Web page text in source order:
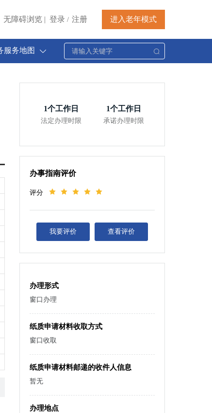
无障碍浏览 | 登录 / 注册 进入老年模式
服务地图
1个工作日
法定办理时限
1个工作日
承诺办理时限
办事指南评价
评分
我要评价 查看评价
办理形式
窗口办理
纸质申请材料收取方式
窗口收取
纸质申请材料邮递的收件人信息
暂无
办理地点